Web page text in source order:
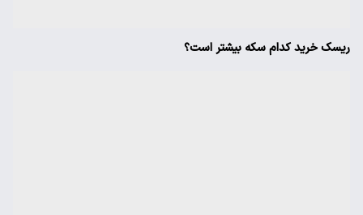
ریسک خرید کدام سکه بیشتر است؟